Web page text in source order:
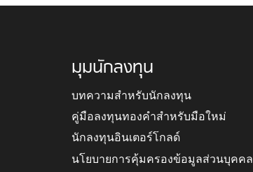
มุมนักลงทุน
บทความสำหรับนักลงทุน
คู่มือลงทุนทองคำสำหรับมือใหม่
นักลงทุนอินเตอร์โกลด์
นโยบายการคุ้มครองข้อมูลส่วนบุคคล